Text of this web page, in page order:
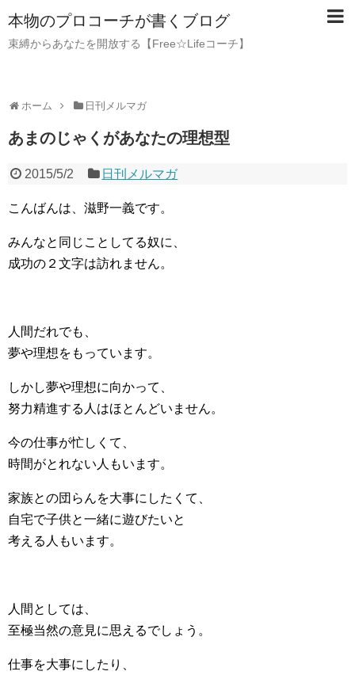
本物のプロコーチが書くブログ
束縛からあなたを開放する【Free☆Lifeコーチ】
ホーム 日刊メルマガ
あまのじゃくがあなたの理想型
2015/5/2 日刊メルマガ
こんばんは、滋野一義です。
みんなと同じことしてる奴に、
成功の２文字は訪れません。
人間だれでも、
夢や理想をもっています。
しかし夢や理想に向かって、
努力精進する人はほとんどいません。
今の仕事が忙しくて、
時間がとれない人もいます。
家族との団らんを大事にしたくて、
自宅で子供と一緒に遊びたいと
考える人もいます。
人間としては、
至極当然の意見に思えるでしょう。
仕事を大事にしたり、